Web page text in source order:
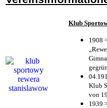
Klub
1908
Klub
von
1939